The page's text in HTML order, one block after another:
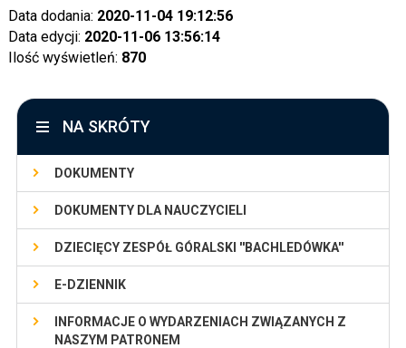
Data dodania: 2020-11-04 19:12:56
Data edycji: 2020-11-06 13:56:14
Ilość wyświetleń: 870
NA SKRÓTY
DOKUMENTY
DOKUMENTY DLA NAUCZYCIELI
DZIECIĘCY ZESPÓŁ GÓRALSKI ''BACHLEDÓWKA''
E-DZIENNIK
INFORMACJE O WYDARZENIACH ZWIĄZANYCH Z
NASZYM PATRONEM